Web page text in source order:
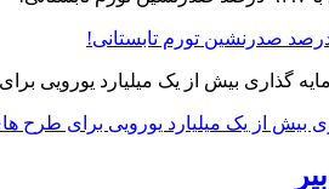
بیش از یک میلیارد یورویی برای طرح